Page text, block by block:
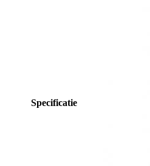
Specificatie